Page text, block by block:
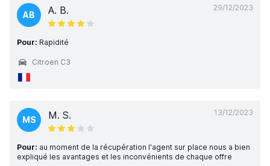
29/12/2023
AB A. B.
Pour: Rapidité
Citroen C3
13/12/2023
MS M. S.
Pour: au moment de la récupération l'agent sur place nous a bien
expliqué les avantages et les inconvénients de chaque offre